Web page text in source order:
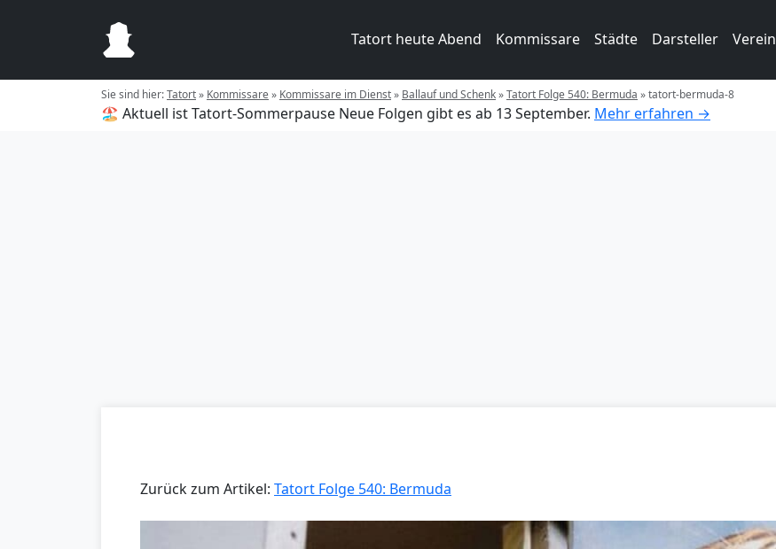
Tatort heute Abend Kommissare Städte Darsteller Verein
Sie sind hier:Tatort» Kommissare» Kommissare im Dienst» Ballauf und Schenk»Tatort Folge 540: Bermuda »tatort-bermuda-8
🏖️ Aktuell ist Tatort-Sommerpause Neue Folgen gibt es ab 13 September. Mehr erfahren →
Zurück zum Artikel: Tatort Folge 540: Bermuda